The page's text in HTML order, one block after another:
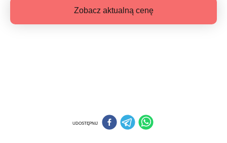
Zobacz aktualną cenę
UDOSTĘPNIJ